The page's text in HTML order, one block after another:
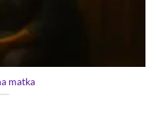
matka